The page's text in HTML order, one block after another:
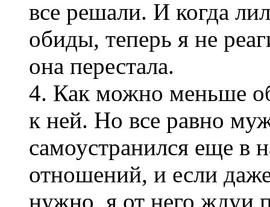
все решали. И когда
обиды, теперь я не
она перестала.
4. Как можно меньше
к ней. Но все равно
самоустранился еще в
отношений, и если
нужно, я от него ждуи